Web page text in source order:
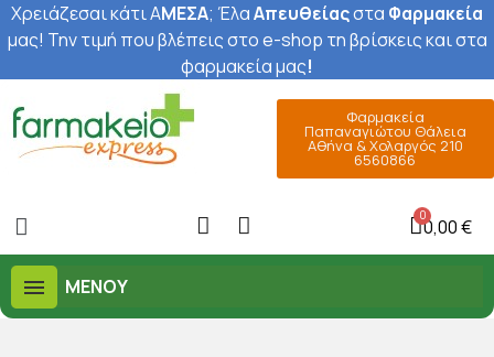
Χρειάζεσαι κάτι ΑΜΕΣΑ; ΈλαΑπευθείαςστα Φαρμακεία
μας! Την τιμή που βλέπεις στο e-shop τη βρίσκεις και στα
φαρμακεία μας!
Φαρμακεία
Παπαναγιώτου Θάλεια
Αθήνα & Χολαργός 210
6560866
0,00 €
ΜΕΝΟΎ